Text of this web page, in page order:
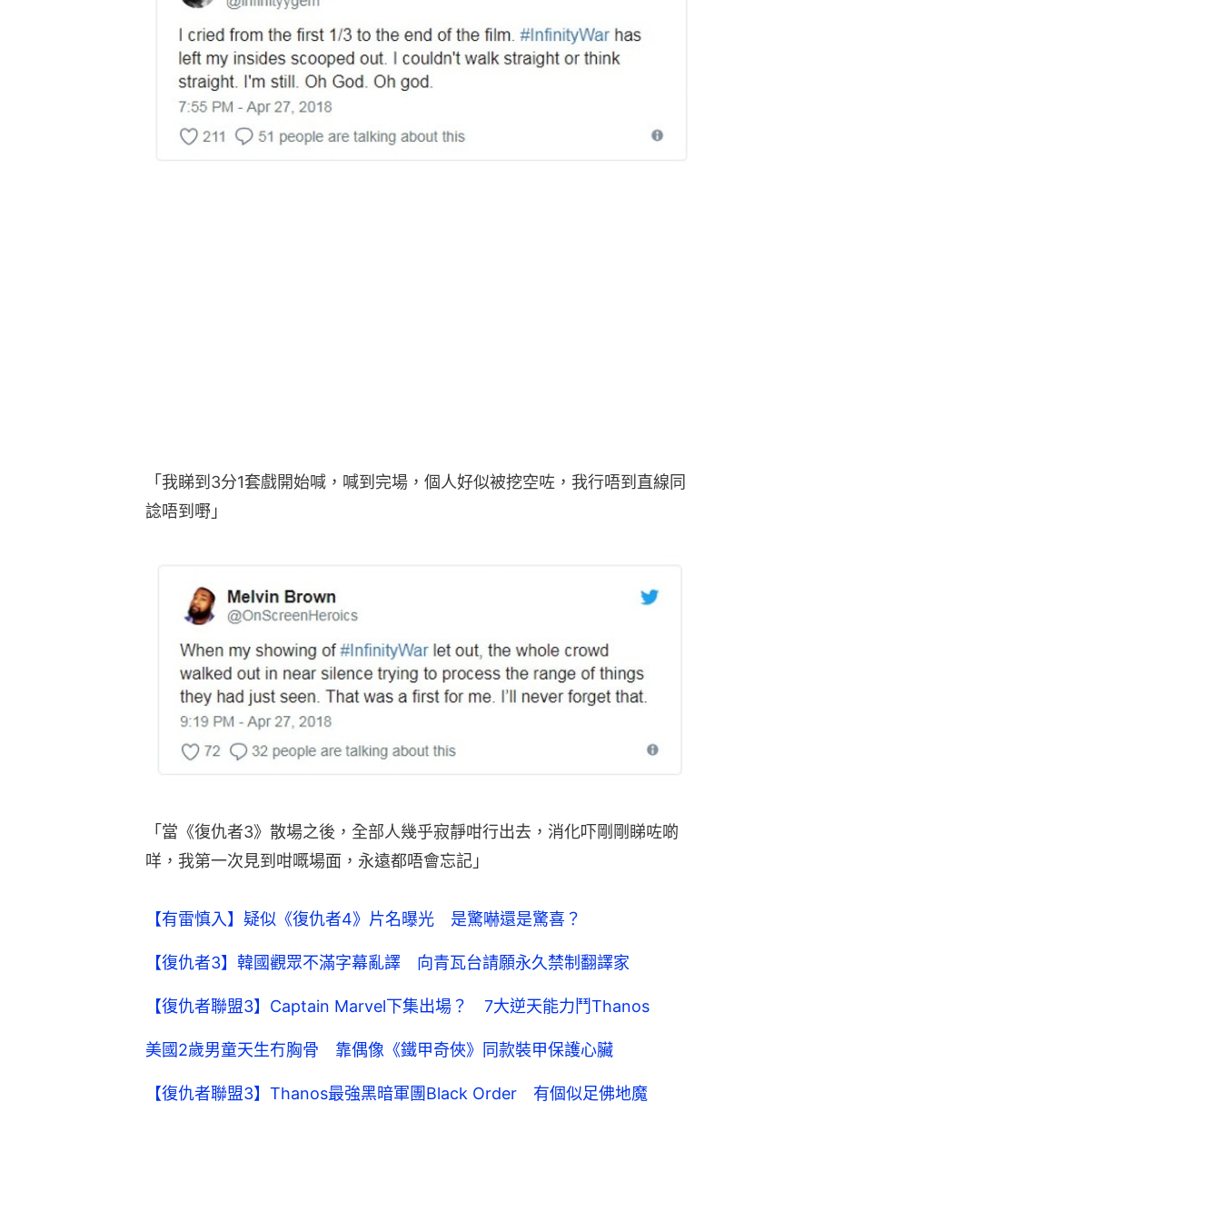
「我睇到3分1套戲開始喊，喊到完場，個人好似被挖空咗，我行唔到直線同
諗唔到嘢」
「當《復仇者3》散場之後，全部人幾乎寂靜咁行出去，消化吓剛剛睇咗啲
咩，我第一次見到咁嘅場面，永遠都唔會忘記」
【有雷慎入】疑似《復仇者4》片名曝光 是驚嚇還是驚喜？
【復仇者3】韓國觀眾不滿字幕亂譯 向青瓦台請願永久禁制翻譯家
【復仇者聯盟3】Captain Marvel下集出場？ 7大逆天能力鬥Thanos
美國2歲男童天生冇胸骨 靠偶像《鐵甲奇俠》同款裝甲保護心臟
【復仇者聯盟3】Thanos最強黑暗軍團Black Order 有個似足佛地魔